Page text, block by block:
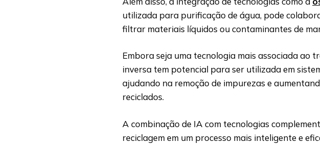
utilizada para purificação de água, pode
filtrar materiais líquidos ou contaminantes de
Embora seja uma tecnologia mais associada ao
inversa tem potencial para ser utilizada em
ajudando na remoção de impurezas e
reciclados.
A combinação de IA com tecnologias
reciclagem em um processo mais inteligente e